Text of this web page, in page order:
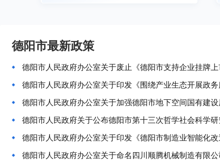
德阳市最新政策
德阳市人民政府办公室关于废止《德阳市支持企业挂牌
德阳市人民政府办公室关于加强德阳市地下空间国有建
德阳市人民政府关于公布德阳市第十三次哲学社会科学